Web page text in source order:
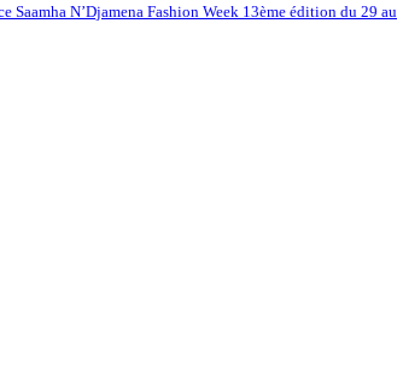
Saamha N’Djamena Fashion Week 13ème édition du 29 au